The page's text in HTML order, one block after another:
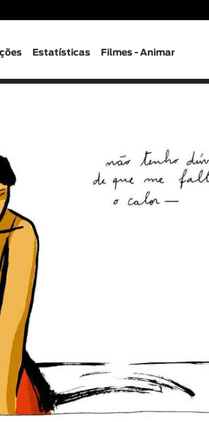
Estatísticas Filmes - Animar